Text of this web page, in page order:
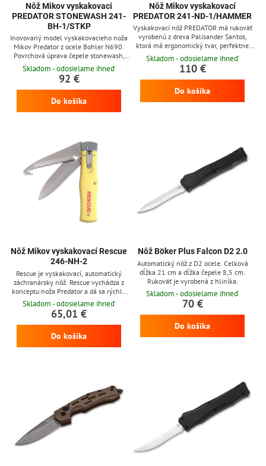
Nôž Mikov vyskakovací
PREDATOR STONEWASH 241-
BH-1/STKP
Inovovaný model vyskakovacieho noža
Mikov Predator z ocele Bohler N690.
Povrchová úprava čepele stonewash,
tvrdosť ocele 58 HRC. Rukoväť je
klasická plastová s nitmi. Nôž sa dodáva
s koženým puzdrom.
Skladom - odosielame ihneď
92 €
Do košíka
Nôž Mikov vyskakovací
PREDATOR 241-ND-1/HAMMER
Vyskakovací nôž PREDATOR má rukoväť
vyrobenú z dreva Palisander Santos,
ktorá má ergonomický tvar, perfektne
padnúci do ruky. Nôž je vybavený
zadným kovaním. Dodáva sa s koženým
puzdrom.
Skladom - odosielame ihneď
110 €
Do košíka
Nôž Mikov vyskakovací Rescue
246-NH-2
Rescue je vyskakovací, automatický
záchranársky nôž. Rescue vychádza z
konceptu noža Predator a dá sa rýchlo
otvoriť jednou rukou. Nôž má čepeľ z
nerezovej ocele 420, záchranársku čepeľ
tiež z materiálu 420, ktorá má špeciálne
ostrie na rezanie neštandardných
materiálov (pásy, guma, slabšie vodiče) a
Skladom - odosielame ihneď
65,01 €
Do košíka
Nôž Böker Plus Falcon D2 2.0
Automatický nôž z D2 ocele. Celková
dĺžka 21 cm a dĺžka čepele 8,5 cm.
Rukoväť je vyrobená z hliníka.
Skladom - odosielame ihneď
70 €
Do košíka